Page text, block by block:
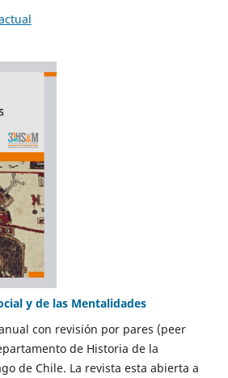
y de las Mentalidades
con revisión por pares (peer
de Historia de la
de Chile. La revista esta abierta a